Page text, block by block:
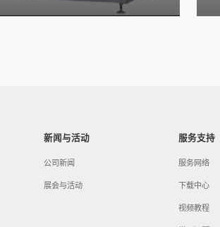
新闻与活动
公司新闻
展会与活动
服务支持
服务网络
下载中心
视频教程